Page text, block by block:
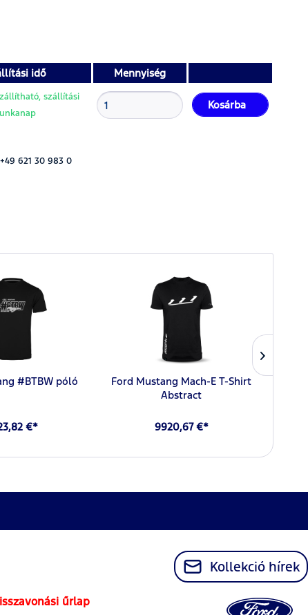
idő Mennyiség
szállítási
Kosárba
621 30 983 0
#BTBW póló
€*
Ford Mustang Mach-E T-Shirt
Abstract
9920,67 €*
Kollekció hírek
űrlap